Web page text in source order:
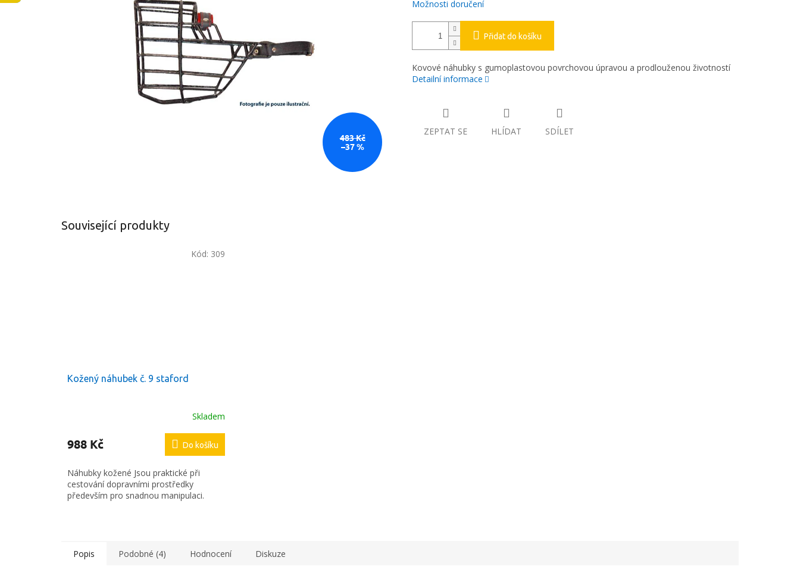
483 Kč
–37 %
Možnosti doručení
Přidat do košíku
Kovové náhubky s gumoplastovou povrchovou úpravou a prodlouženou životností
Detailní informace
ZEPTAT SE HLÍDAT SDÍLET
Související produkty
Kožený náhubek č. 9 staford
Skladem
988 Kč Do košíku
Náhubky kožené Jsou praktické při
cestování dopravními prostředky
především pro snadnou manipulaci.
Kód: 309
Popis Podobné (4) Hodnocení Diskuze